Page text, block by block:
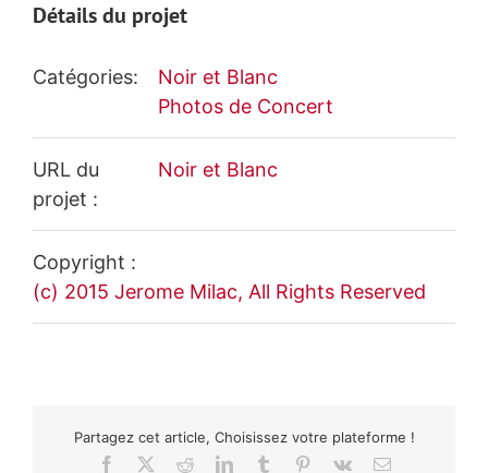
Détails du projet
Catégories:
Noir et Blanc
Photos de Concert
URL du
projet :
Noir et Blanc
Copyright :
(c) 2015 Jerome Milac, All Rights Reserved
Partagez cet article, Choisissez votre plateforme !
Facebook
RedditLinkedInTumblr Pinterest
Vk Email